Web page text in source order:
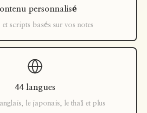
personnalisé
et scripts basés sur vos notes
44 langues
le japonais, le thaï et plus